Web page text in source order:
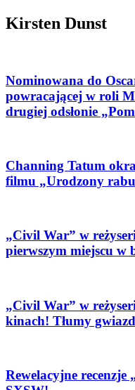
Kirsten Dunst
Nominowana do
powracającej w roli
drugiej odsłonie
Channing Tatum
filmu „Urodzony
„Civil War” w
pierwszym miejscu w
„Civil War” w
kinach! Tłumy
Rewelacyjne